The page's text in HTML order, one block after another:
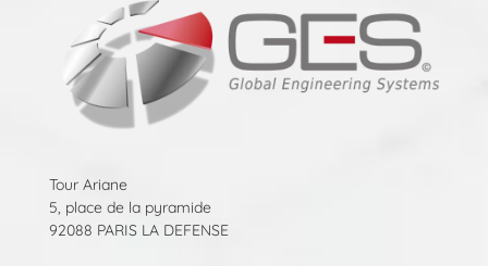
Tour Ariane
5, place de la pyramide
92088 PARIS LA DEFENSE